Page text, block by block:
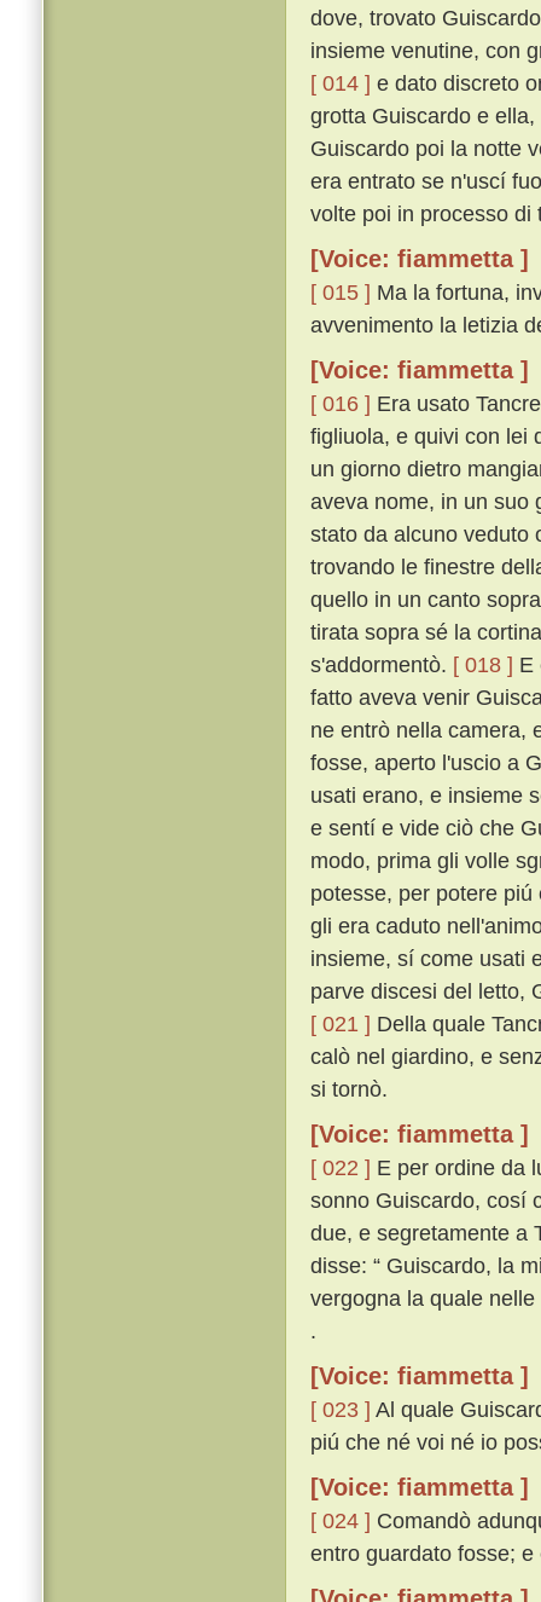
dove, trovato
insieme venutine, con
[ 014 ] e dato discreto
grotta Guiscardo e
Guiscardo poi la notte
era entrato se n'uscí
volte poi in processo di
[Voice: fiammetta ]
[ 015 ] Ma la fortuna,
avvenimento la letizia
[Voice: fiammetta ]
[ 016 ] Era usato
figliuola, e quivi con lei
un giorno dietro
aveva nome, in un suo
stato da alcuno veduto
trovando le finestre
quello in un canto
tirata sopra sé la
s'addormentò. [ 018 ] E
fatto aveva venir
ne entrò nella camera,
fosse, aperto l'uscio a
usati erano, e insieme
e sentí e vide ciò che
modo, prima gli volle
potesse, per potere
gli era caduto
insieme, sí come usati
parve discesi del letto,
[ 021 ] Della quale
calò nel giardino, e
si tornò.
[Voice: fiammetta ]
[ 022 ] E per ordine da
sonno Guiscardo, cosí
due, e segretamente a
disse: “ Guiscardo, la
vergogna la quale
.
[Voice: fiammetta ]
[ 023 ] Al quale
piú che né voi né io
[Voice: fiammetta ]
[ 024 ] Comandò
entro guardato fosse;